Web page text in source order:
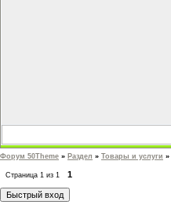
Форум 50Theme » Раздел » Товары и услуги »
Страница 1 из 1 1